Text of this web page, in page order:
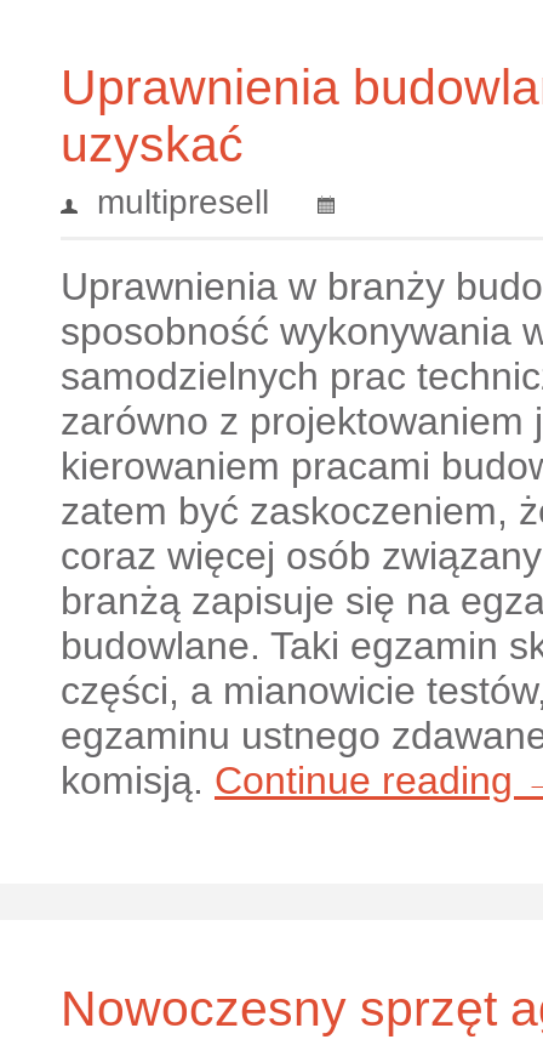
Uprawnienia
uzyskać
multipresell
Uprawnienia w branży
sposobność wykonywania
samodzielnych prac
zarówno z projektowaniem
kierowaniem pracami
zatem być zaskoczeniem,
coraz więcej osób
branżą zapisuje się na
budowlane. Taki egzamin
części, a mianowicie
egzaminu ustnego
komisją. Continue reading
Nowoczesny sprzęt